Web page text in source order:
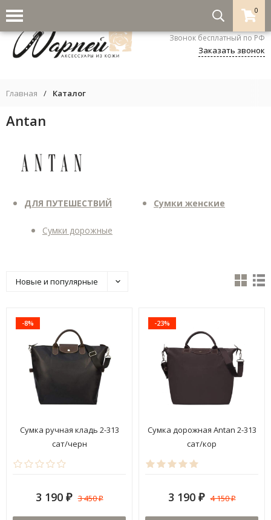
0
8-800-333-5530
Звонок бесплатный по РФ
Заказать звонок
Главная / Каталог
Antan
ДЛЯ ПУТЕШЕСТВИЙ
Сумки дорожные
Сумки женские
Новые и популярные
-8%
Сумка ручная кладь 2-313
сат/черн
3 190 ₽ 3 450₽
-23%
Сумка дорожная Antan 2-313
сат/кор
3 190 ₽ 4 150₽